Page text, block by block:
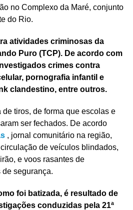
no Complexo da Maré, conjunto
do Rio.
atividades criminosas da
Puro (TCP). De acordo com
crimes contra
pornografia infantil e
clandestino, entre outros.
de tiros, de forma que escolas e
ser fechados. De acordo
, jornal comunitário na região,
de veículos blindados,
e voos rasantes de
de segurança.
foi batizada, é resultado de
conduzidas pela 21ª